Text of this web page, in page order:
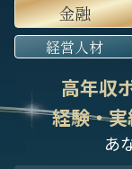
金融
経営人材
高年収
経験・
あ